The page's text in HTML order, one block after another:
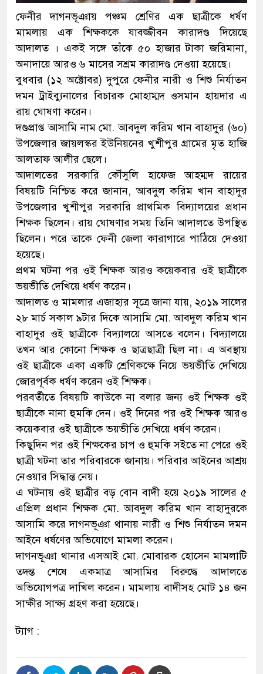
ফেনীর দাগনভূঞায় পঞ্চম শ্রেণির এক ছাত্রীকে ধর্ষণ
মামলায় এক শিক্ষককে যাবজ্জীবন কারাদণ্ড দিয়েছে
আদালত । একই সঙ্গে তাঁকে ৫০ হাজার টাকা জরিমানা,
অনাদায়ে আরও ৬ মাসের সশ্রম কারাদণ্ড দেওয়া হয়েছে।
বুধবার (১২ অক্টোবর) দুপুরে ফেনীর নারী ও শিশু নির্যাতন
দমন ট্রাইব্যুনালের বিচারক মোহাম্মদ ওসমান হায়দার এ
রায় ঘোষণা করেন।
দণ্ডপ্রাপ্ত আসামি নাম মো. আবদুল করিম খান বাহাদুর (৬০)
উপজেলার জায়লস্কর ইউনিয়নের খুশীপুর গ্রামের মৃত হাজি
আলতাফ আলীর ছেলে।
আদালতের সরকারি কৌঁসুলি হাফেজ আহম্মদ রায়ের
বিষয়টি নিশ্চিত করে জানান, আবদুল করিম খান বাহাদুর
উপজেলার খুশীপুর সরকারি প্রাথমিক বিদ্যালয়ের প্রধান
শিক্ষক ছিলেন। রায় ঘোষণার সময় তিনি আদালতে উপস্থিত
ছিলেন। পরে তাকে ফেনী জেলা কারাগারে পাঠিয়ে দেওয়া
হয়েছে।
প্রথম ঘটনা পর ওই শিক্ষক আরও কয়েকবার ওই ছাত্রীকে
ভয়ভীতি দেখিয়ে ধর্ষণ করেন।
আদালত ও মামলার এজাহার সূত্রে জানা যায়, ২০১৯ সালের
২৮ মার্চ সকাল ৯টার দিকে আসামি মো. আবদুল করিম খান
বাহাদুর ওই ছাত্রীকে বিদ্যালয়ে আসতে বলেন। বিদ্যালয়ে
তখন আর কোনো শিক্ষক ও ছাত্রছাত্রী ছিল না। এ অবস্থায়
ওই ছাত্রীকে একা একটি শ্রেণিকক্ষে নিয়ে ভয়ভীতি দেখিয়ে
জোরপূর্বক ধর্ষণ করেন ওই শিক্ষক।
পরবর্তীতে বিষয়টি কাউকে না বলার জন্য ওই শিক্ষক ওই
ছাত্রীকে নানা হুমকি দেন। ওই দিনের পর ওই শিক্ষক আরও
কয়েকবার ওই ছাত্রীকে ভয়ভীতি দেখিয়ে ধর্ষণ করেন।
কিছুদিন পর ওই শিক্ষকের চাপ ও হুমকি সইতে না পেরে ওই
ছাত্রী ঘটনা তার পরিবারকে জানায়। পরিবার আইনের আশ্রয়
নেওয়ার সিদ্ধান্ত নেয়।
এ ঘটনায় ওই ছাত্রীর বড় বোন বাদী হয়ে ২০১৯ সালের ৫
এপ্রিল প্রধান শিক্ষক মো. আবদুল করিম খান বাহাদুরকে
আসামি করে দাগনভূঞা থানায় নারী ও শিশু নির্যাতন দমন
আইনে ধর্ষণের অভিযোগে মামলা করেন।
দাগনভূঞা থানার এসআই মো. মোবারক হোসেন মামলাটি
তদন্ত শেষে একমাত্র আসামির বিরুদ্ধে আদালতে
অভিযোগপত্র দাখিল করেন। মামলায় বাদীসহ মোট ১৪ জন
সাক্ষীর সাক্ষ্য গ্রহণ করা হয়েছে।
ট্যাগ :